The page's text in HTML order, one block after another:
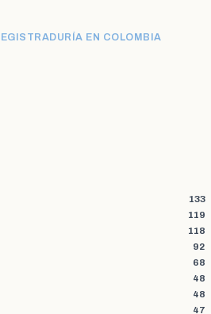
EN COLOMBIA
133
119
118
92
68
48
48
47